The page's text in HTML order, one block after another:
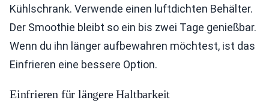
Kühlschrank. Verwende einen luftdichten Behälter.
Der Smoothie bleibt so ein bis zwei Tage genießbar.
Wenn du ihn länger aufbewahren möchtest, ist das
Einfrieren eine bessere Option.
Einfrieren für längere Haltbarkeit